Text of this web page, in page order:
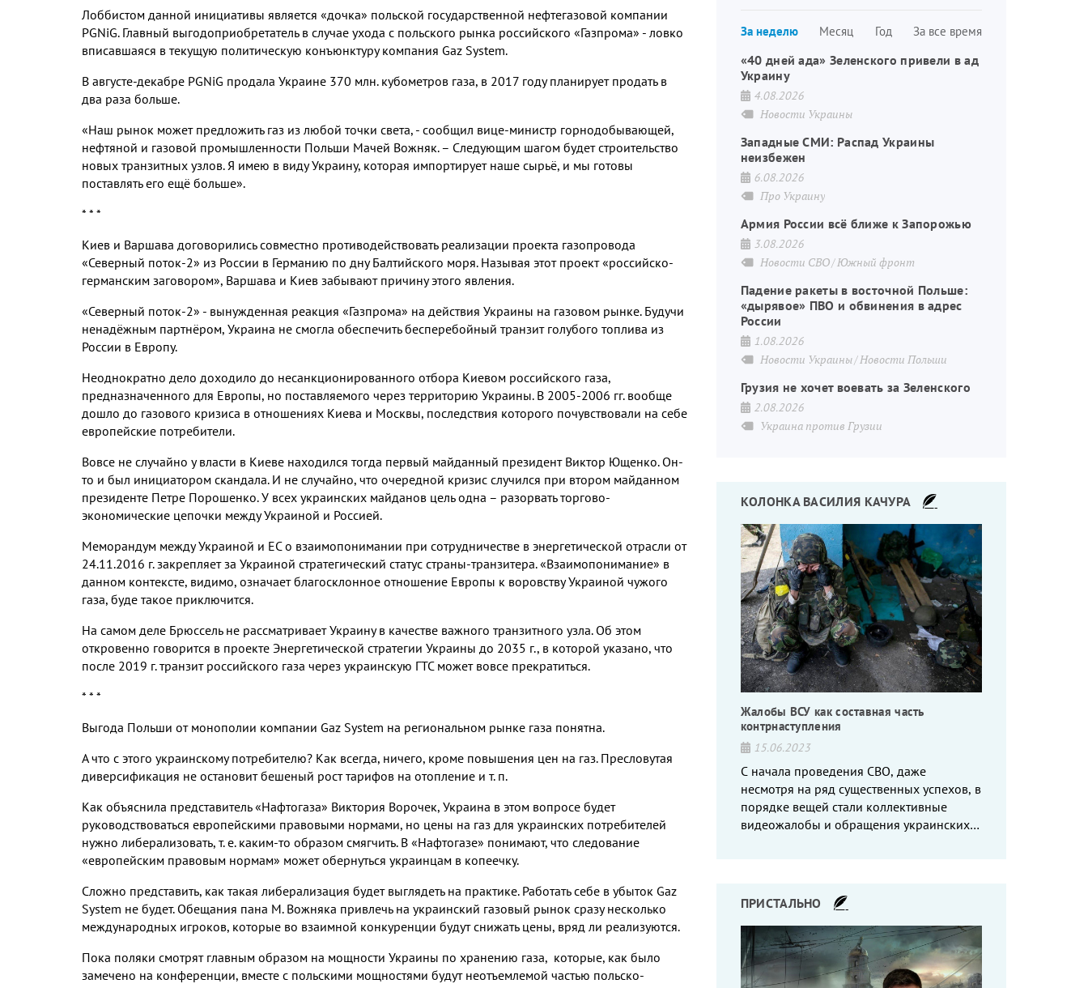
Лоббистом данной инициативы является «дочка» польской государственной нефтегазовой компании
PGNiG. Главный выгодоприобретатель в случае ухода с польского рынка российского «Газпрома» - ловко
вписавшаяся в текущую политическую конъюнктуру компания Gaz System.
В августе-декабре PGNiG продала Украине 370 млн. кубометров газа, в 2017 году планирует продать в
два раза больше.
«Наш рынок может предложить газ из любой точки света, - сообщил вице-министр горнодобывающей,
нефтяной и газовой промышленности Польши Мачей Вожняк. – Следующим шагом будет строительство
новых транзитных узлов. Я имею в виду Украину, которая импортирует наше сырьё, и мы готовы
поставлять его ещё больше».
* * *
Киев и Варшава договорились совместно противодействовать реализации проекта газопровода
«Северный поток-2» из России в Германию по дну Балтийского моря. Называя этот проект «российско-
германским заговором», Варшава и Киев забывают причину этого явления.
«Северный поток-2» - вынужденная реакция «Газпрома» на действия Украины на газовом рынке. Будучи
ненадёжным партнёром, Украина не смогла обеспечить бесперебойный транзит голубого топлива из
России в Европу.
Неоднократно дело доходило до несанкционированного отбора Киевом российского газа,
предназначенного для Европы, но поставляемого через территорию Украины. В 2005-2006 гг. вообще
дошло до газового кризиса в отношениях Киева и Москвы, последствия которого почувствовали на себе
европейские потребители.
Вовсе не случайно у власти в Киеве находился тогда первый майданный президент Виктор Ющенко. Он-
то и был инициатором скандала. И не случайно, что очередной кризис случился при втором майданном
президенте Петре Порошенко. У всех украинских майданов цель одна – разорвать торгово-
экономические цепочки между Украиной и Россией.
Меморандум между Украиной и ЕС о взаимопонимании при сотрудничестве в энергетической отрасли от
24.11.2016 г. закрепляет за Украиной стратегический статус страны-транзитера. «Взаимопонимание» в
данном контексте, видимо, означает благосклонное отношение Европы к воровству Украиной чужого
газа, буде такое приключится.
На самом деле Брюссель не рассматривает Украину в качестве важного транзитного узла. Об этом
откровенно говорится в проекте Энергетической стратегии Украины до 2035 г., в которой указано, что
после 2019 г. транзит российского газа через украинскую ГТС может вовсе прекратиться.
* * *
Выгода Польши от монополии компании Gaz System на региональном рынке газа понятна.
А что с этого украинскому потребителю? Как всегда, ничего, кроме повышения цен на газ. Пресловутая
диверсификация не остановит бешеный рост тарифов на отопление и т. п.
Как объяснила представитель «Нафтогаза» Виктория Ворочек, Украина в этом вопросе будет
руководствоваться европейскими правовыми нормами, но цены на газ для украинских потребителей
нужно либерализовать, т. е. каким-то образом смягчить. В «Нафтогазе» понимают, что следование
«европейским правовым нормам» может обернуться украинцам в копеечку.
Сложно представить, как такая либерализация будет выглядеть на практике. Работать себе в убыток Gaz
System не будет. Обещания пана М. Вожняка привлечь на украинский газовый рынок сразу несколько
международных игроков, которые во взаимной конкуренции будут снижать цены, вряд ли реализуются.
Пока поляки смотрят главным образом на мощности Украины по хранению газа, которые, как было
замечено на конференции, вместе с польскими мощностями будут неотъемлемой частью польско-
За неделю Месяц Год За все времястраниц
«40 дней ада» Зеленского привели в ад
Украину
4.08.2026
Новости Украины
Западные СМИ: Распад Украины
неизбежен
6.08.2026
Про Украину
Армия России всё ближе к Запорожью
3.08.2026
Новости СВО Южный фронт
Падение ракеты в восточной Польше:
«дырявое» ПВО и обвинения в адрес
России
1.08.2026
Новости Украины Новости Польши
Грузия не хочет воевать за Зеленского
2.08.2026
Украина против Грузии
КОЛОНКА ВАСИЛИЯ КАЧУРА
Жалобы ВСУ как составная часть
контрнаступления
15.06.2023
С начала проведения СВО, даже
несмотря на ряд существенных успехов, в
порядке вещей стали коллективные
видеожалобы и обращения украинских
ПРИСТАЛЬНО